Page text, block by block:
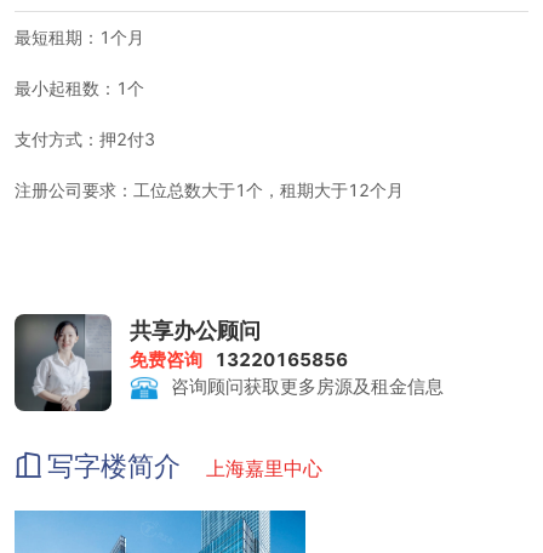
最短租期：1个月
最小起租数：1个
支付方式：押2付3
注册公司要求：工位总数大于1个，租期大于12个月
打印复印：1元/张
会议室：200-400元/小时
共享办公顾问
免费咨询
13220165856
咨询顾问获取更多房源及租金信息
写字楼简介 上海嘉里中心